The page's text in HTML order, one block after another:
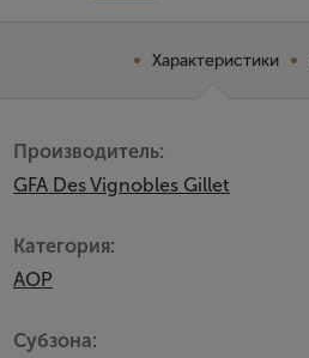
Характеристики
Производитель:
GFA Des Vignobles Gillet
Категория:
AOP
Субзона: